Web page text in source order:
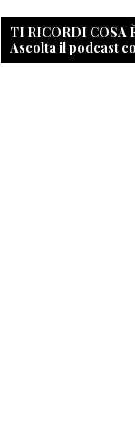
TI RICORDI COSA
Ascolta il podcast